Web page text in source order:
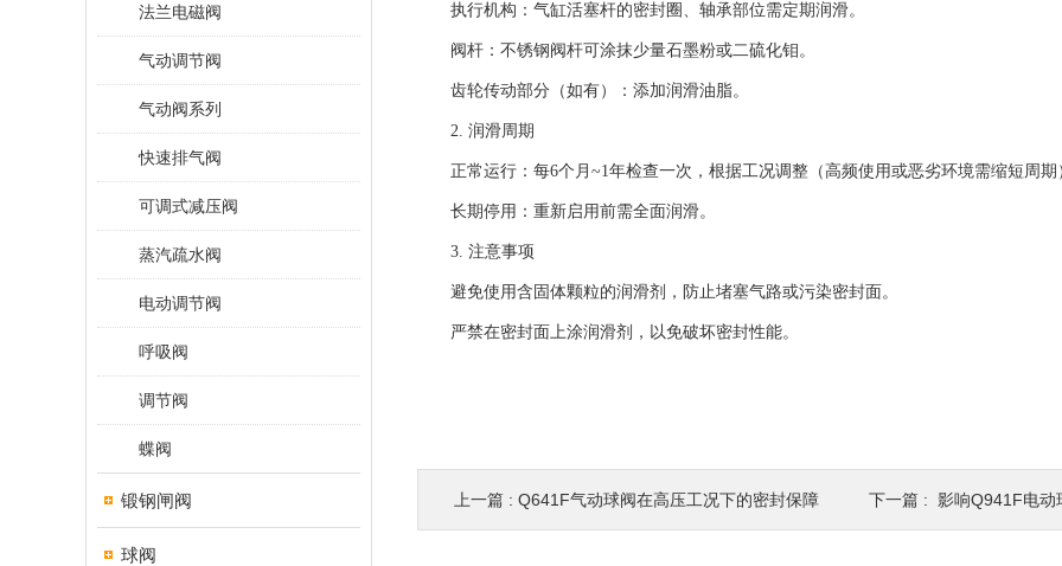
法兰电磁阀
气动调节阀
气动阀系列
快速排气阀
可调式减压阀
蒸汽疏水阀
电动调节阀
呼吸阀
调节阀
蝶阀
锻钢闸阀
球阀
执行机构：气缸活塞杆的密封圈、轴承部位需定期润滑。
阀杆：不锈钢阀杆可涂抹少量石墨粉或二硫化钼。
齿轮传动部分（如有）：添加润滑油脂。
2. 润滑周期
正常运行：每6个月~1年检查一次，根据工况调整（高频使用或恶劣环境需缩短周期
长期停用：重新启用前需全面润滑。
3. 注意事项
避免使用含固体颗粒的润滑剂，防止堵塞气路或污染密封面。
严禁在密封面上涂润滑剂，以免破坏密封性能。
上一篇 : Q641F气动球阀在高压工况下的密封保障 下一篇 : 影响Q941F电动